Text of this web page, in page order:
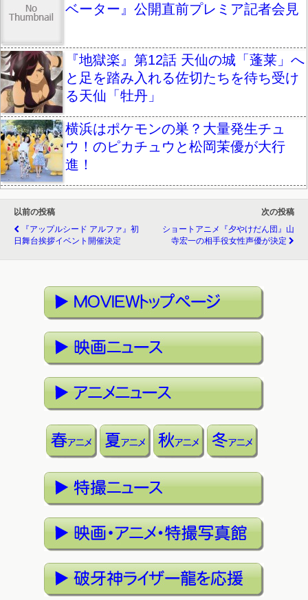
ベーター』公開直前プレミア記者会見
『地獄楽』第12話 天仙の城「蓬莱」へ
と足を踏み入れる佐切たちを待ち受け
る天仙「牡丹」
横浜はポケモンの巣？大量発生チュ
ウ！のピカチュウと松岡茉優が大行
進！
以前の投稿
『アップルシード アルファ』初
日舞台挨拶イベント開催決定
次の投稿
ショートアニメ『夕やけだん団』山
寺宏一の相手役女性声優が決定